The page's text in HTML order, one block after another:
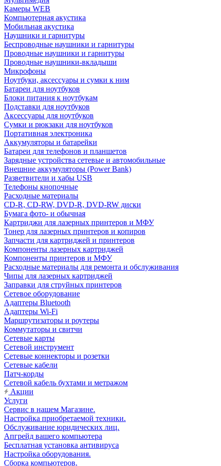
Камеры WEB
Компьютерная акустика
Мобильная акустика
Наушники и гарнитуры
Беспроводные наушники и гарнитуры
Проводные наушники и гарнитуры
Проводные наушники-вкладыши
Микрофоны
Ноутбуки, аксессуары и сумки к ним
Батареи для ноутбуков
Блоки питания к ноутбукам
Подставки для ноутбуков
Аксессуары для ноутбуков
Сумки и рюкзаки для ноутбуков
Портативная электроника
Аккумуляторы и батарейки
Батареи для телефонов и планшетов
Зарядные устройства сетевые и автомобильные
Внешние аккумуляторы (Power Bank)
Разветвители и хабы USB
Телефоны кнопочные
Расходные материалы
CD-R, CD-RW, DVD-R, DVD-RW диски
Бумага фото- и обычная
Картриджи для лазерных принтеров и МФУ
Тонер для лазерных принтеров и копиров
Запчасти для картриджей и принтеров
Компоненты лазерных картриджей
Компоненты принтеров и МФУ
Расходные материалы для ремонта и обслуживания
Чипы для лазерных картриджей
Заправки для струйных принтеров
Сетевое оборудование
Адаптеры Bluetooth
Адаптеры Wi-Fi
Маршрутизаторы и роутеры
Коммутаторы и свитчи
Сетевые карты
Сетевой инструмент
Сетевые коннекторы и розетки
Сетевые кабели
Патч-корды
Сетевой кабель бухтами и метражом
Акции
Услуги
Сервис в нашем Магазине.
Настройка приобретаемой техники.
Обслуживание юридических лиц.
Апгрейд вашего компьютера
Бесплатная установка антивируса
Настройка оборудования.
Сборка компьютеров.